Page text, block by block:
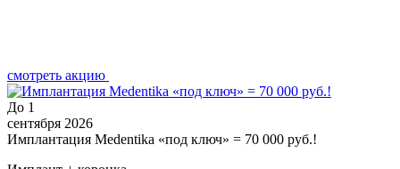
смотреть акцию
До 1
сентября 2026
Имплантация Medentika «под ключ» = 70 000 руб.!